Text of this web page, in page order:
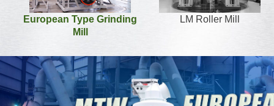
European Type Grinding
Mill
LM Roller Mill